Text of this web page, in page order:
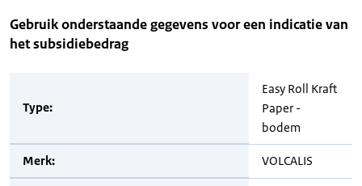
Gebruik onderstaande gegevens voor een indicatie van
het subsidiebedrag
Type:
Easy Roll Kraft
Paper -
bodem
Merk: VOLCALIS